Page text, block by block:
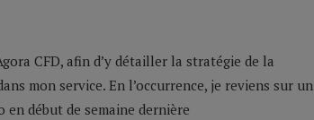
CFD, afin d’y détailler la stratégie de la
mon service. En l’occurrence, je reviens sur un
début de semaine dernière